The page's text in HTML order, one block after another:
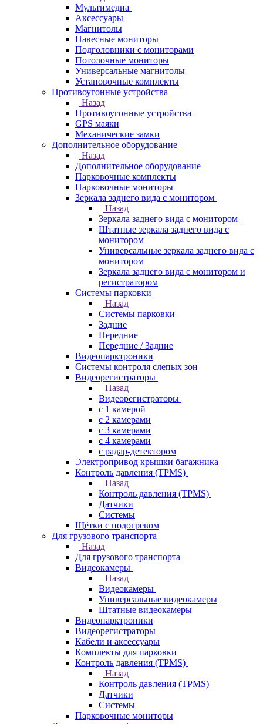
Мультимедиа
Аксессуары
Магнитолы
Навесные мониторы
Подголовники с мониторами
Потолочные мониторы
Универсальные магнитолы
Установочные комплекты
Противоугонные устройства
Назад
Противоугонные устройства
GPS маяки
Механические замки
Дополнительное оборудование
Назад
Дополнительное оборудование
Парковочные комплекты
Парковочные мониторы
Зеркала заднего вида с монитором
Назад
Зеркала заднего вида с монитором
Штатные зеркала заднего вида с
монитором
Универсальные зеркала заднего вида с
монитором
Зеркала заднего вида с монитором и
регистратором
Системы парковки
Назад
Системы парковки
Задние
Передние
Передние / Задние
Видеопарктроники
Системы контроля слепых зон
Видеорегистраторы
Назад
Видеорегистраторы
с 1 камерой
с 2 камерами
с 3 камерами
с 4 камерами
с радар-детектором
Электропривод крышки багажника
Контроль давления (TPMS)
Назад
Контроль давления (TPMS)
Датчики
Системы
Щётки с подогревом
Для грузового транспорта
Назад
Для грузового транспорта
Видеокамеры
Назад
Видеокамеры
Универсальные видеокамеры
Штатные видеокамеры
Видеопарктроники
Видеорегистраторы
Кабели и аксессуары
Комплекты для парковки
Контроль давления (TPMS)
Назад
Контроль давления (TPMS)
Датчики
Системы
Парковочные мониторы